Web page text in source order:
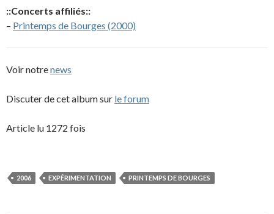
::Concerts affiliés::
– Printemps de Bourges (2000)
Voir notrenews
Discuter de cet album sur le forum
Article lu 1272 fois
2006 EXPÉRIMENTATION PRINTEMPS DE BOURGES